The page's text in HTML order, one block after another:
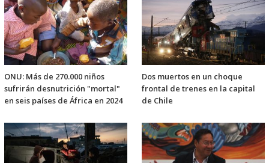
ONU: Más de 270.000 niños
sufrirán desnutrición "mortal"
en seis países de África en 2024
Dos muertos en un choque
frontal de trenes en la capital
de Chile